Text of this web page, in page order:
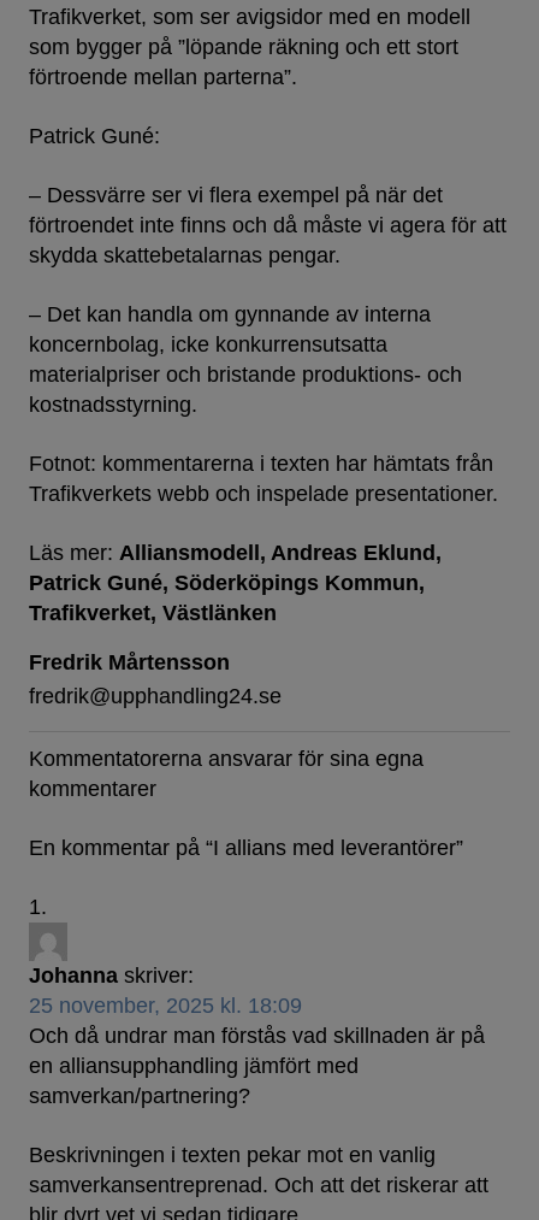
Trafikverket, som ser avigsidor med en modell
som bygger på ”löpande räkning och ett stort
förtroende mellan parterna”.
Patrick Guné:
– Dessvärre ser vi flera exempel på när det
förtroendet inte finns och då måste vi agera för att
skydda skattebetalarnas pengar.
– Det kan handla om gynnande av interna
koncernbolag, icke konkurrensutsatta
materialpriser och bristande produktions- och
kostnadsstyrning.
Fotnot: kommentarerna i texten har hämtats från
Trafikverkets webb och inspelade presentationer.
Läs mer: Alliansmodell
Andreas Eklund
Patrick Guné Söderköpings Kommun
Trafikverket Västlänken
Fredrik Mårtensson
fredrik@upphandling24.se
Kommentatorerna ansvarar för sina egna
kommentarer
En kommentar på “I allians med leverantörer”
Johanna skriver:
25 november, 2025 kl. 18:09
Och då undrar man förstås vad skillnaden är på
en alliansupphandling jämfört med
samverkan/partnering?
Beskrivningen i texten pekar mot en vanlig
samverkansentreprenad. Och att det riskerar att